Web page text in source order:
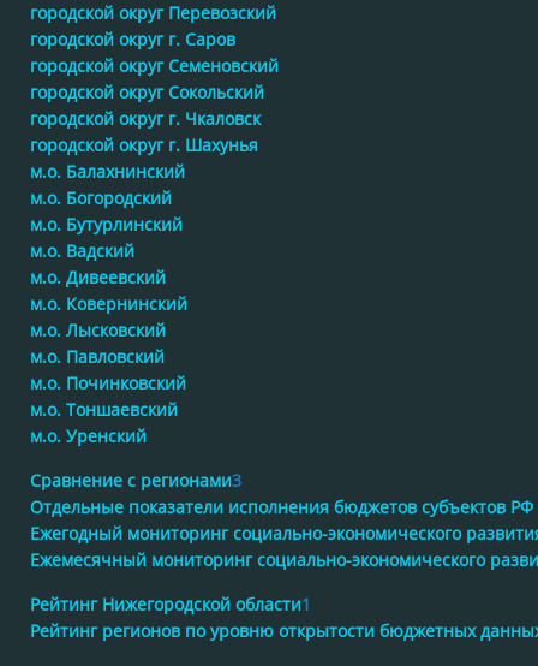
городской округ Перевозский
городской округ г. Саров
городской округ Семеновский
городской округ Сокольский
городской округ г. Чкаловск
городской округ г. Шахунья
м.о. Балахнинский
м.о. Богородский
м.о. Бутурлинский
м.о. Вадский
м.о. Дивеевский
м.о. Ковернинский
м.о. Лысковский
м.о. Павловский
м.о. Починковский
м.о. Тоншаевский
м.о. Уренский
Сравнение с регионами3
Отдельные показатели исполнения бюджетов субъектов РФ
Ежегодный мониторинг социально-экономического
Ежемесячный мониторинг социально-экономического
Рейтинг Нижегородской области1
Рейтинг регионов по уровню открытости бюджетных